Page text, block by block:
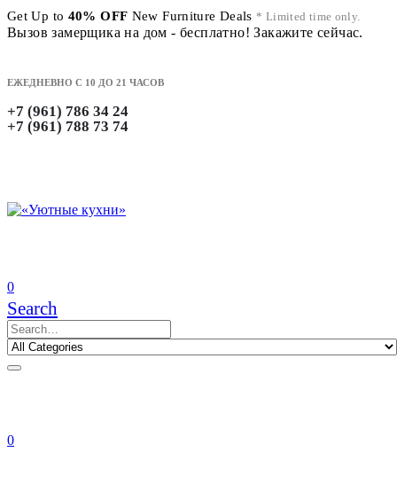
Get Up to 40% OFF New Furniture Deals * Limited time only.
Вызов замерщика на дом - бесплатно! Закажите сейчас.
ЕЖЕДНЕВНО С 10 ДО 21 ЧАСОВ
+7 (961) 786 34 24
+7 (961) 788 73 74
0
Search
0